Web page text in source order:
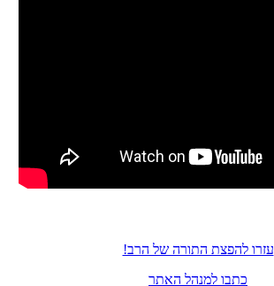
עזרו להפצת התורה של הרב!
כתבו למנהל האתר